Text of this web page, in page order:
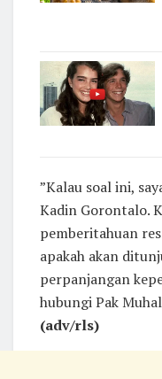
​”Kalau soal ini,
Kadin Gorontalo.
pemberitahuan
apakah akan
perpanjangan
hubungi Pak
(adv/rls)